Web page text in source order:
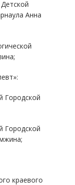
Анна
Городской
Городской
краевого